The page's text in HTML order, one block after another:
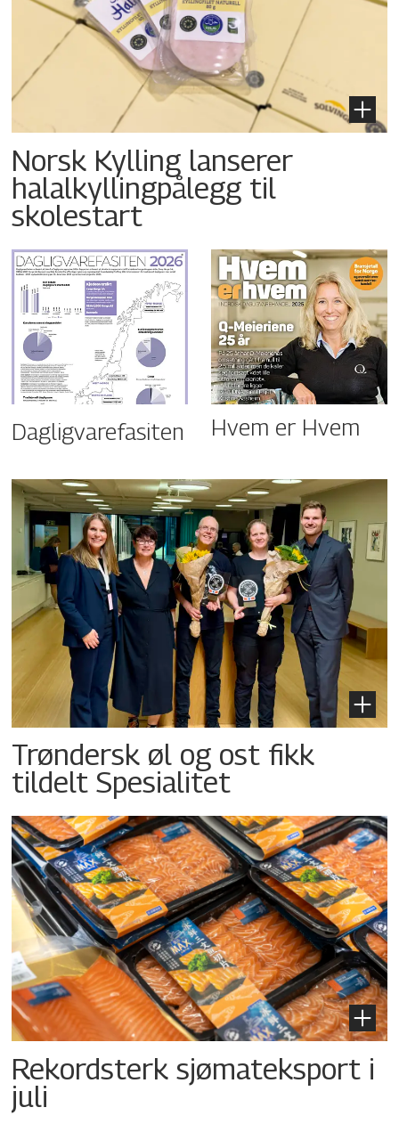
Norsk Kylling lanserer
halalkyllingpålegg til
skolestart
Dagligvarefasiten Hvem er Hvem
Trøndersk øl og ost fikk
tildelt Spesialitet
Rekordsterk sjømateksport i
juli